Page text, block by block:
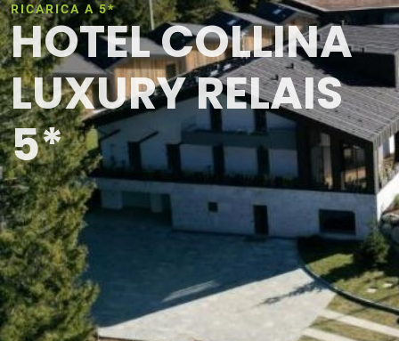
RICARICA A 5*
HOTEL COLLINA
LUXURY RELAIS
5*